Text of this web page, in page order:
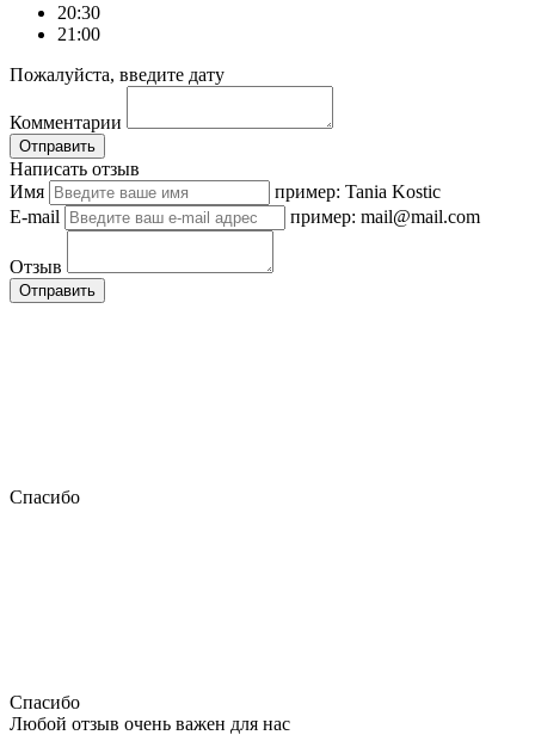
20:30
21:00
Пожалуйста, введите дату
Комментарии
Отправить
Написать отзыв
Имя
пример: Tania Kostic
E-mail
пример: mail@mail.com
Отзыв
Отправить
Спасибо
Спасибо
Любой отзыв очень важен для нас